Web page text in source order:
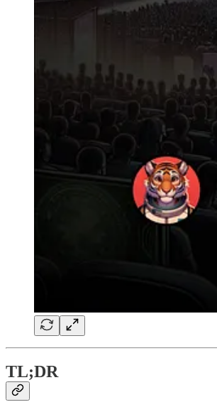
TL;DR